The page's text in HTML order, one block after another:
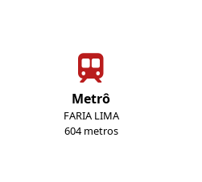
Metrô
FARIA LIMA
604 metros